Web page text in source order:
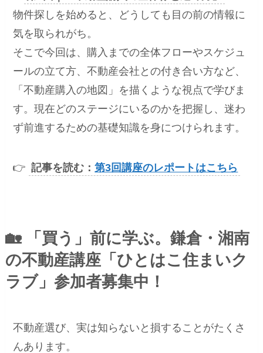
物件探しを始めると、どうしても目の前の情報に
気を取られがち。
そこで今回は、購入までの全体フローやスケジュ
ールの立て方、不動産会社との付き合い方など、
「不動産購入の地図」を描くような視点で学びま
す。現在どのステージにいるのかを把握し、迷わ
ず前進するための基礎知識を身につけられます。
👉 記事を読む：第3回講座のレポートはこちら
🏡
「買う」前に学ぶ。鎌倉・湘南
の不動産講座「ひとはこ住まいク
ラブ」参加者募集中！
不動産選び、実は知らないと損することがたくさ
んあります。